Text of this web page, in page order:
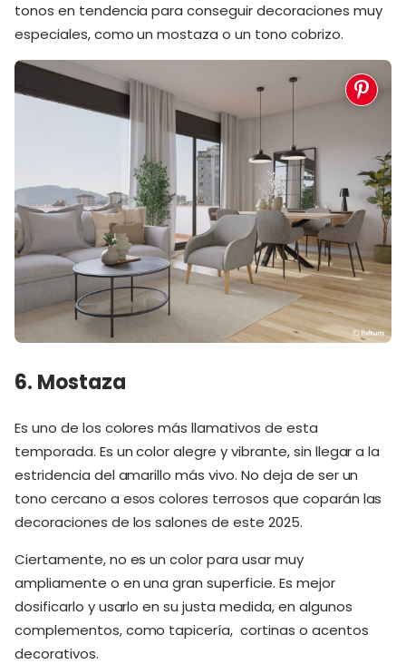
tonos en tendencia para conseguir decoraciones muy
especiales, como un mostaza o un tono cobrizo.
6. Mostaza
Es uno de los colores más llamativos de esta
temporada. Es un color alegre y vibrante, sin llegar a la
estridencia del amarillo más vivo. No deja de ser un
tono cercano a esos colores terrosos que coparán las
decoraciones de los salones de este 2025.
Ciertamente, no es un color para usar muy
ampliamente o en una gran superficie. Es mejor
dosificarlo y usarlo en su justa medida, en algunos
complementos, como tapicería, cortinas o acentos
decorativos.